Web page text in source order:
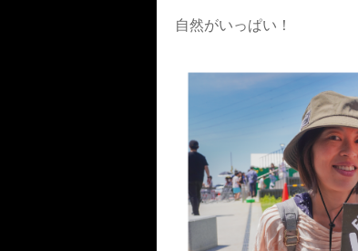
自然がいっぱい！